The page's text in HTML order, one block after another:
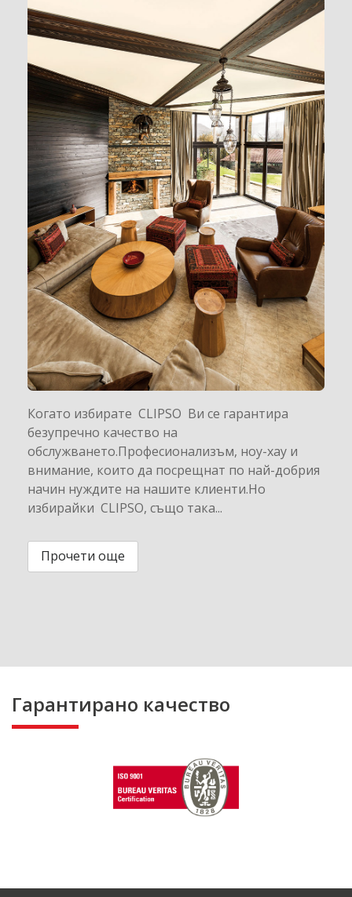
Когато избирате CLIPSO Ви се гарантира
безупречно качество на
обслужването.Професионализъм, ноу-хау и
внимание, които да посрещнат по най-добрия
начин нуждите на нашите клиенти.Но
избирайки CLIPSO, също така...
Прочети още
Гарантирано качество